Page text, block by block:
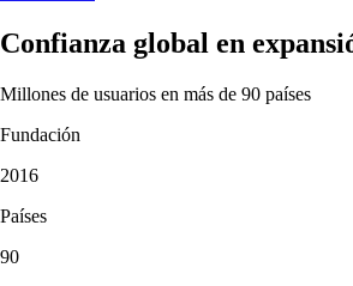
Confianza global en
Millones de usuarios en más de 90 países
Fundación
2016
Países
90